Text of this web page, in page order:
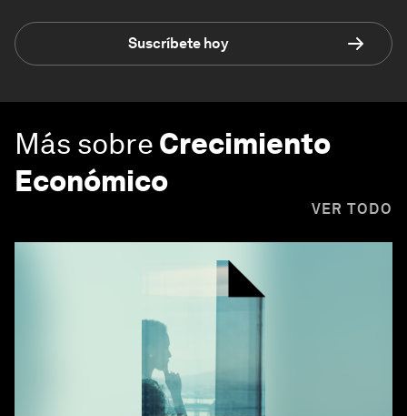
Suscríbete hoy
Más sobre Crecimiento
Económico
VER TODO